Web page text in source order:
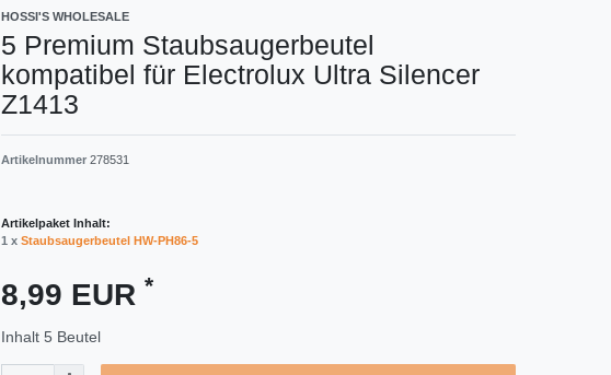
HOSSI'S WHOLESALE
5 Premium Staubsaugerbeutel
kompatibel für Electrolux Ultra Silencer
Z1413
Artikelnummer 278531
Artikelpaket Inhalt:
1 x Staubsaugerbeutel HW-PH86-5
8,99 EUR *
Inhalt 5 Beutel